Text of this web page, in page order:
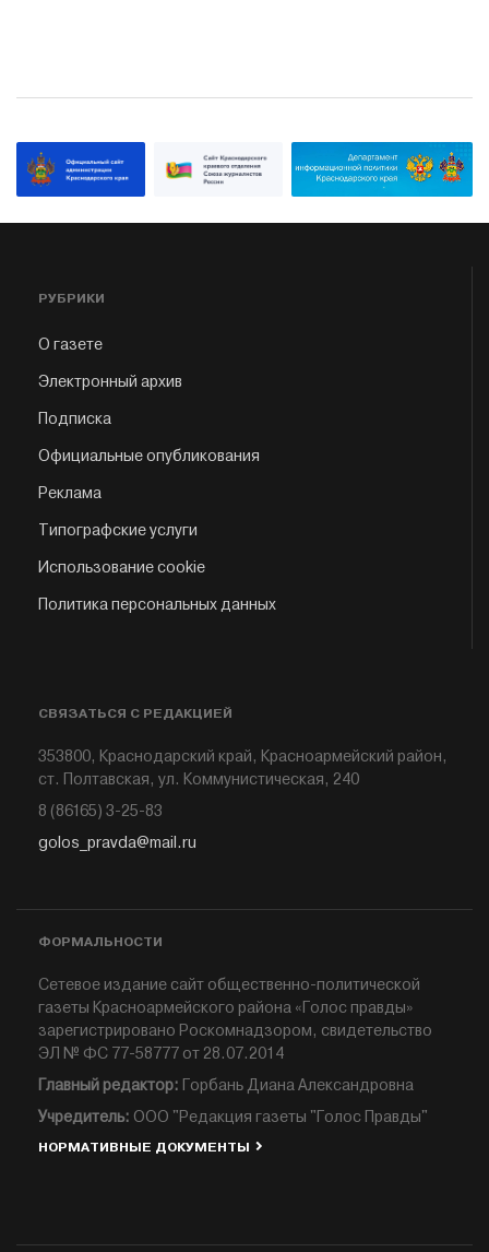
РУБРИКИ
О газете
Электронный архив
Подписка
Официальные опубликования
Реклама
Типографские услуги
Использование cookie
Политика персональных данных
СВЯЗАТЬСЯ С РЕДАКЦИЕЙ
353800, Краснодарский край, Красноармейский район,
ст. Полтавская, ул. Коммунистическая, 240
8 (86165) 3-25-83
golos_pravda@mail.ru
ФОРМАЛЬНОСТИ
Сетевое издание сайт общественно-политической
газеты Красноармейского района «Голос правды»
зарегистрировано Роскомнадзором, свидетельство
ЭЛ № ФС 77-58777 от 28.07.2014
Главный редактор: Горбань Диана Александровна
Учредитель: ООО "Редакция газеты "Голос Правды"
НОРМАТИВНЫЕ ДОКУМЕНТЫ